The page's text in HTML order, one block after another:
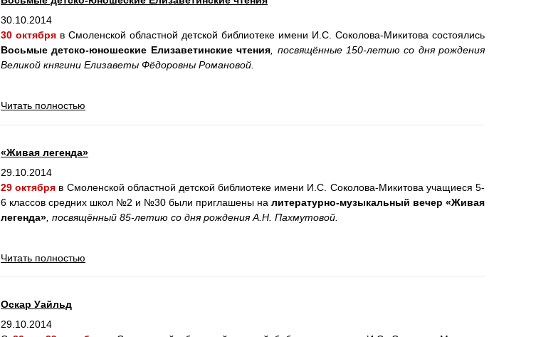
30.10.2014
30 октября в Смоленской областной детской библиотеке имени И.С. Соколова-Микитова состоялись
Восьмые детско-юношеские Елизаветинские чтения , посвящённые 150-летию со дня рождения
Великой княгини Елизаветы Фёдоровны Романовой.
Читать полностью
«Живая легенда»
29.10.2014
29 октября в Смоленской областной детской библиотеке имени И.С. Соколова-Микитова учащиеся 5-
6 классов средних школ №2 и №30 были приглашены на литературно-музыкальный вечер «Живая
легенда» , посвящённый 85-летию со дня рождения А.Н. Пахмутовой.
Читать полностью
Оскар Уайльд
29.10.2014